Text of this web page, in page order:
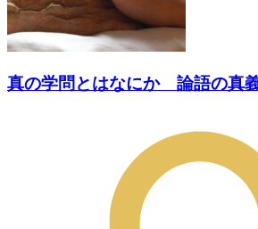
真の学問とはなにか 論語の真